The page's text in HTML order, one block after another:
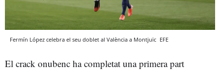
Fermín López celebra el seu doblet al València a Montjuïc EFE
El crack onubenc ha completat una primera part